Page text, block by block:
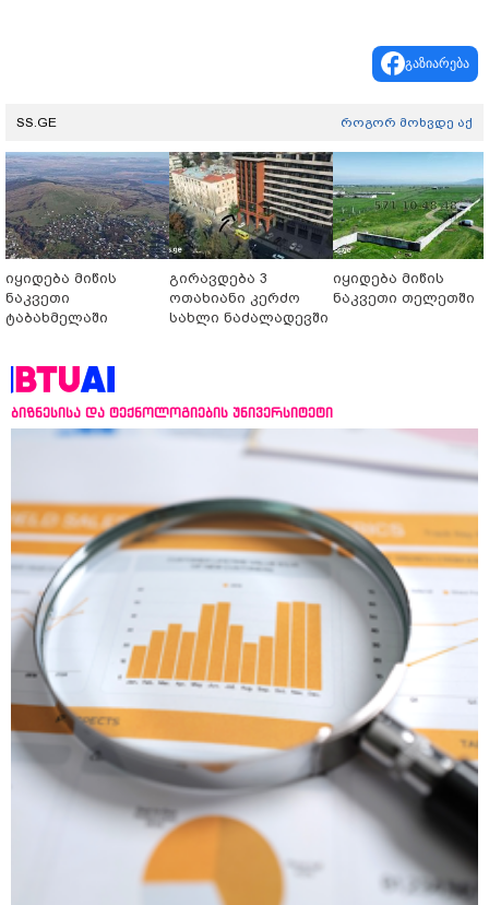
გაზიარება
SS.GE როგორ მოხვდე აქ
იყიდება მიწის
ნაკვეთი
ტაბახმელაში
გირავდება 3
ოთახიანი კერძო
სახლი ნაძალადევში
იყიდება მიწის
ნაკვეთი თელეთში
ბიზნესისა და ტექნოლოგიების უნივერსიტეტი